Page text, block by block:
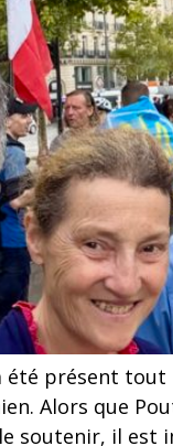
présent tout
Alors que
soutenir, il